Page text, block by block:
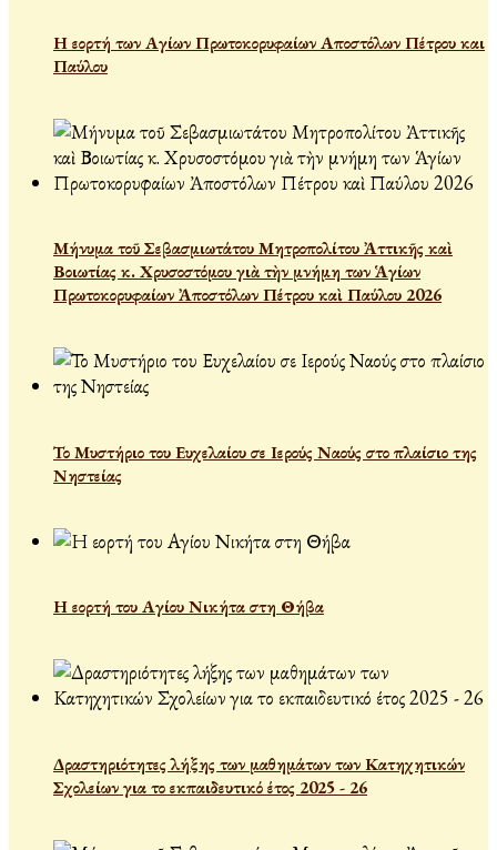
Η εορτή των Αγίων Πρωτοκορυφαίων Αποστόλων Πέτρου και
Παύλου
Μήνυμα τοῦ Σεβασμιωτάτου Μητροπολίτου Ἀττικῆς καὶ
Βοιωτίας κ. Χρυσοστόμου γιὰ τὴν μνήμη των Ἁγίων
Πρωτοκορυφαίων Ἀποστόλων Πέτρου καὶ Παύλου 2026
Το Μυστήριο του Ευχελαίου σε Ιερούς Ναούς στο πλαίσιο της
Νηστείας
Η εορτή του Αγίου Νικήτα στη Θήβα
Δραστηριότητες λήξης των μαθημάτων των Κατηχητικών
Σχολείων για το εκπαιδευτικό έτος 2025 - 26